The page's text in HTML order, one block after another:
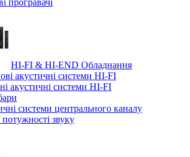
програвачі
HI-FI & HI-END Обладнання
акустичні системи HI-FI
акустичні системи HI-FI
системи центрального каналу
звуку